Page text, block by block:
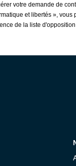
votre demande de
et libertés »,
de la liste